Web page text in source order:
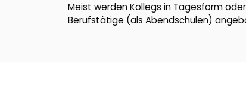
Meist werden Kollegs in Tagesform
Berufstätige (als Abendschulen)